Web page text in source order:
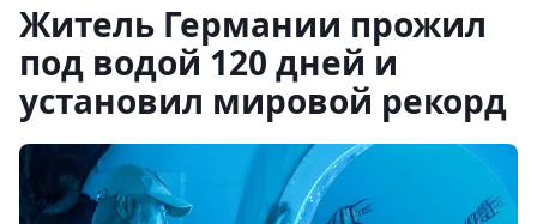
Житель Германии прожил
под водой 120 дней и
установил мировой рекорд